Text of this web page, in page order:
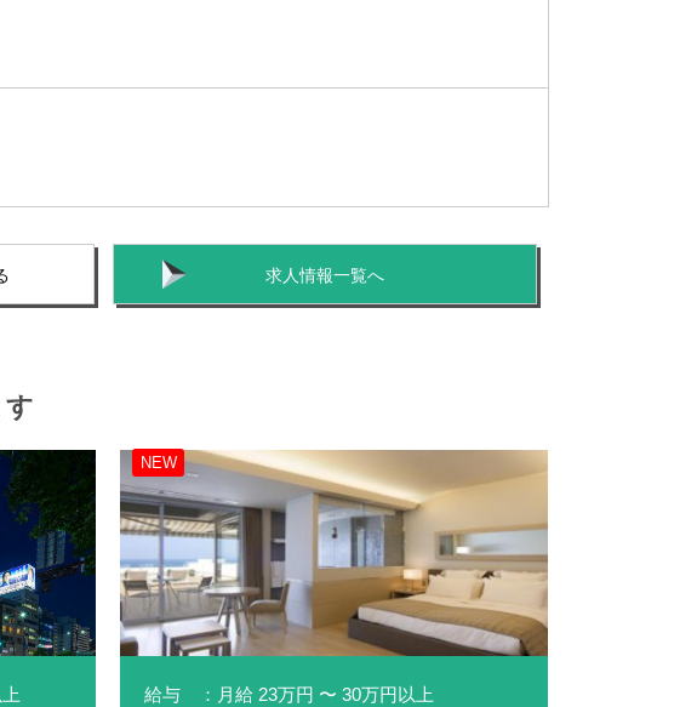
求人情報一覧へ
NEW
給与 ：月給 23万円 〜 30万円以上